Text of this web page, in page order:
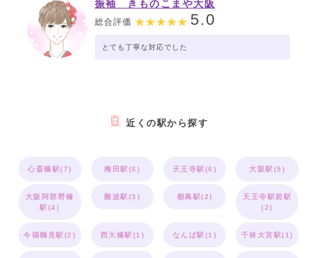
振袖 きものこまや大阪
総合評価 5.0
とても丁寧な対応でした
近くの駅から探す
心斎橋駅(7) 梅田駅(6) 天王寺駅(6) 大阪駅(5)
大阪阿部野橋
駅(4)
難波駅(3) 都島駅(2)
天王寺駅前駅
(2)
今福鶴見駅(2) 西大橋駅(1) なんば駅(1) 千林大宮駅(1)